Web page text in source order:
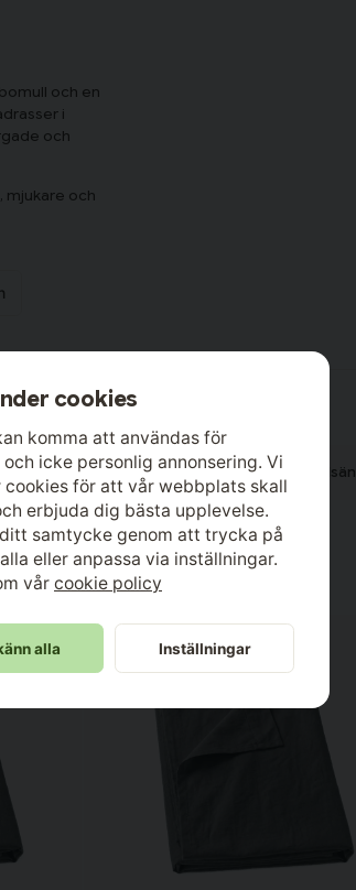
och en
i
och
mjukare och
men får av
plats över
lyster, vilket
sin yta
Dubbelsäng Lakan
cookies
komma att användas för
icke personlig annonsering. Vi
cookies för att vår webbplats skall
erbjuda dig bästa upplevelse.
samtycke genom att trycka på
eller anpassa via inställningar.
vår cookie policy
alla Inställningar